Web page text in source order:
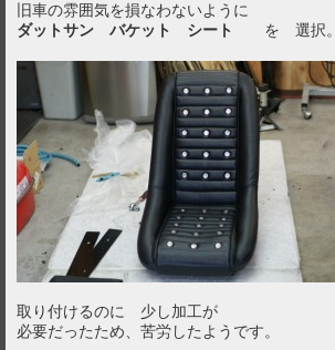
旧車の雰囲気を損なわないように
ダットサン バケット シート を 選択。
取り付けるのに 少し加工が
必要だったため、苦労したようです。